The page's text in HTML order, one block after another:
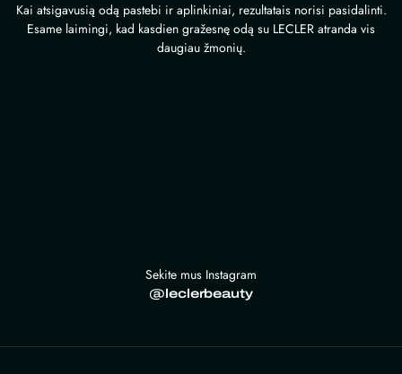
Kai atsigavusią odą pastebi ir aplinkiniai, rezultatais norisi pasidalinti.
Esame laimingi, kad kasdien gražesnę odą su LECLER atranda vis
daugiau žmonių.
Sekite mus Instagram
@leclerbeauty